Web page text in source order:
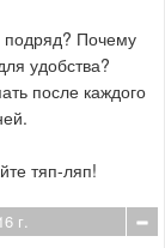
подряд? Почему
удобства?
после каждого
тяп-ляп!
г.